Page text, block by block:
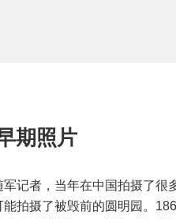
期照片
记者，当年在中国拍摄了很
拍摄了被毁前的圆明园。